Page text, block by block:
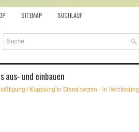
SITEMAP SUCHLAUF
aus- und einbauen
/ Kupplung in Stand setzen - in Verbindung